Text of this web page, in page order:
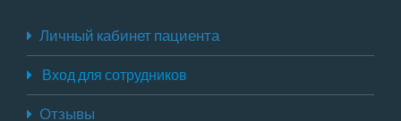
Личный кабинет пациента
Вход для сотрудников
Отзывы